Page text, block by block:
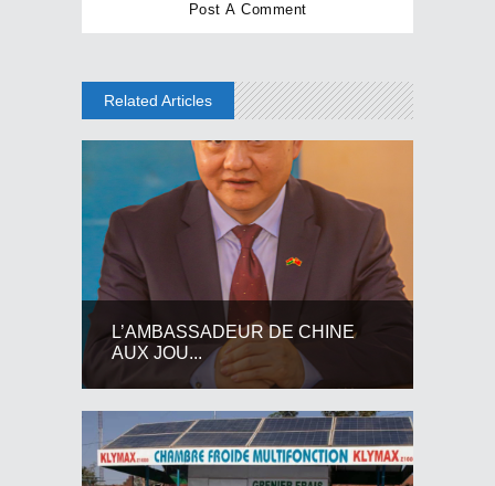
Related Articles
L’AMBASSADEUR DE CHINE
AUX JOU...